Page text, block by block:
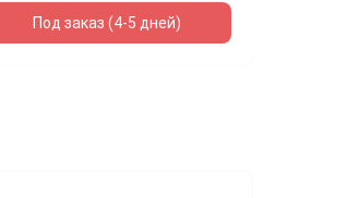
Под заказ (4-5 дней)